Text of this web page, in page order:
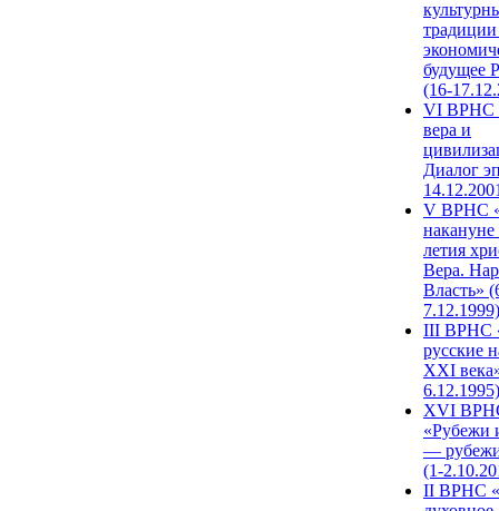
будущее
(16-
VI ВРНС
вера и
Диалог
V ВРНС
накануне
летия
Вера.
Власть»
7.12.1999)
III ВРНС
русские
XXI
6.12.1995)
XVI
«Рубежи
—
(1-
II ВРНС